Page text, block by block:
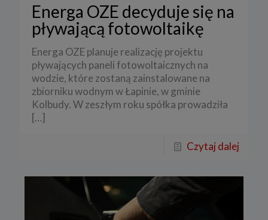
Energa OZE decyduje się na
pływającą fotowoltaikę
Energa OZE planuje realizację projektu
pływających paneli fotowoltaicznych na
wodzie, które zostaną zainstalowane na
zbiorniku wodnym w Łapinie, w gminie
Kolbudy. W zeszłym roku spółka prowadziła
[…]
Czytaj dalej